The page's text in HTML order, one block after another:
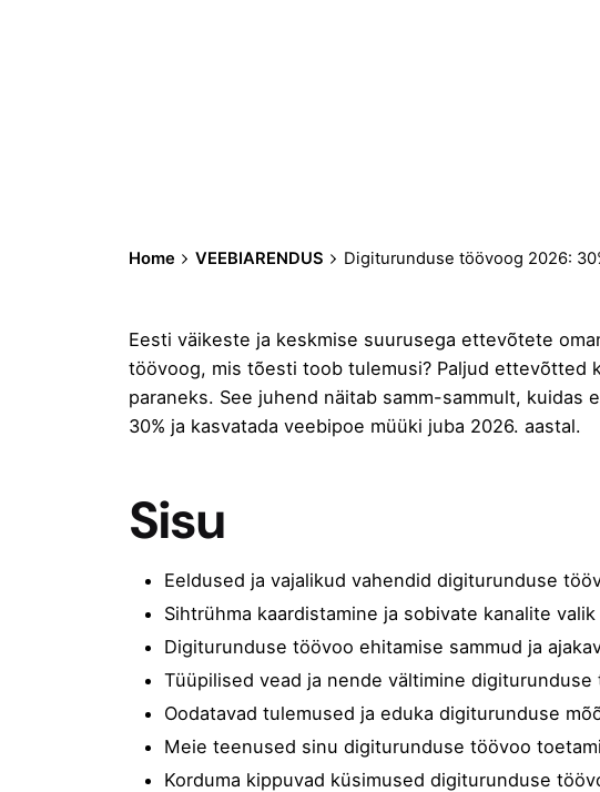
Home VEEBIARENDUS Digiturunduse töövoog 2026:
Eesti väikeste ja keskmise suurusega ettevõtete
töövoog, mis tõesti toob tulemusi? Paljud ettevõtted
paraneks. See juhend näitab samm-sammult,
30% ja kasvatada veebipoe müüki juba 2026. aastal.
Sisu
Eeldused ja vajalikud vahendid digiturunduse
Sihtrühma kaardistamine ja sobivate kanalite valik
Digiturunduse töövoo ehitamise sammud ja
Tüüpilised vead ja nende vältimine digiturunduse
Oodatavad tulemused ja eduka digiturunduse
Meie teenused sinu digiturunduse töövoo
Korduma kippuvad küsimused digiturunduse